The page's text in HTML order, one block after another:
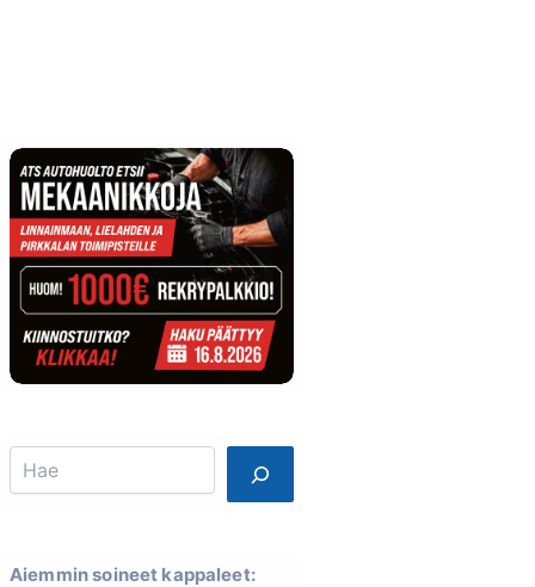
Search
Aiemmin soineet kappaleet: